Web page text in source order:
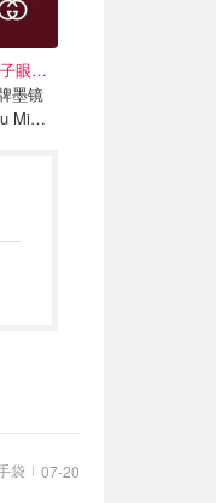
变相5折起！书呆子眼镜才€192
墨镜
Miu/
袋 07-20